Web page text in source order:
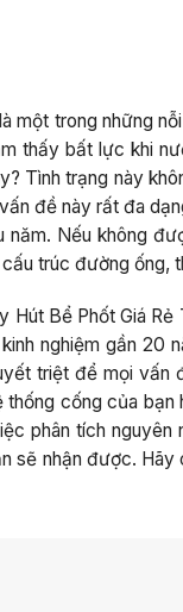
trong những
thấy bất lực khi
Tình trạng này
đề này rất đa
năm. Nếu không
trúc đường
Hút Bể Phốt Giá
nghiệm gần 20
triệt để mọi
cống của
phân tích nguyên
sẽ nhận được.